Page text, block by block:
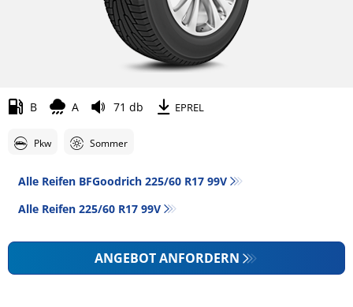
B A 71 db EPREL
Pkw Sommer
Alle Reifen BFGoodrich 225/60 R17 99V
Alle Reifen‎ 225/60 R17 99V
ANGEBOT ANFORDERN